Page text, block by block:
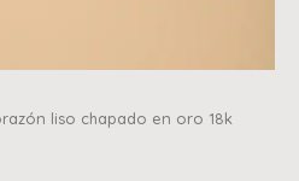
liso chapado en oro 18k